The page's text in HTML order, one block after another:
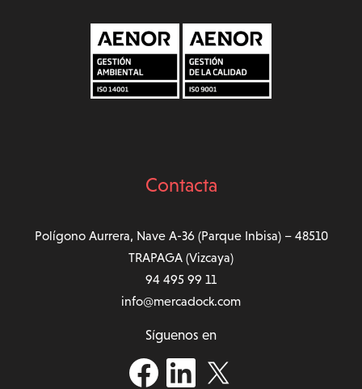
Contacta
Polígono Aurrera, Nave A-36 (Parque Inbisa) – 48510
TRAPAGA (Vizcaya)
94 495 99 11
info@mercadock.com
Síguenos en